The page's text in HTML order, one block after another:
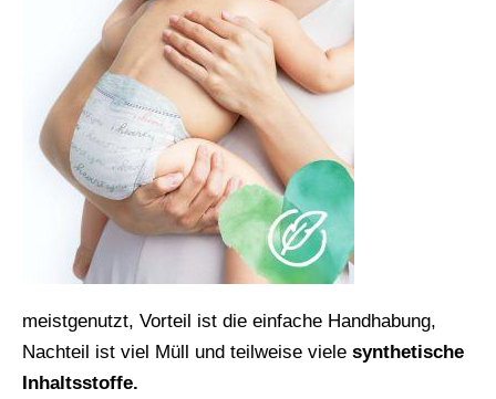
meistgenutzt, Vorteil ist die einfache Handhabung,
Nachteil ist viel Müll und teilweise viele synthetische
Inhaltsstoffe.